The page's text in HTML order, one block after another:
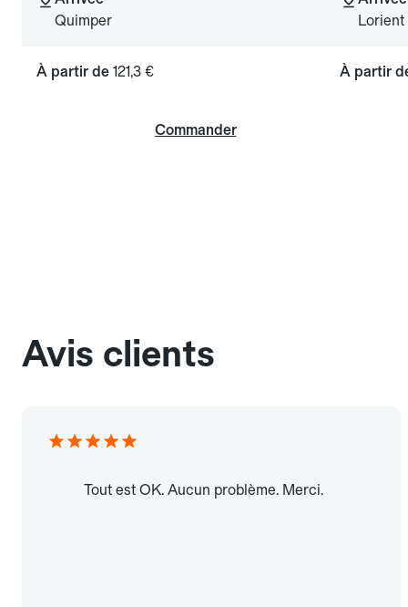
Quimper
À partir de 121,3 €
Commander
Lorient
À partir
Avis clients
Tout est OK. Aucun problème. Merci.